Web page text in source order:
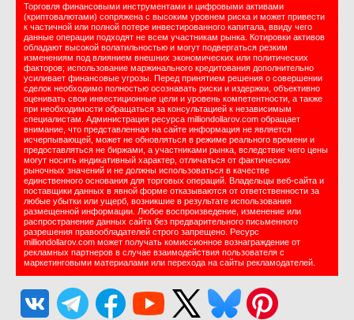
Торговля финансовыми инструментами и цифровыми активами
(криптовалютами) сопряжена с высоким уровнем риска и может привести
к частичной или полной потере инвестированного капитала, ввиду чего
данные операции подходят не всем участникам рынка. Котировки активов
обладают высокой волатильностью и могут подвергаться резким
изменениям под влиянием внешних экономических или политических
факторов; использование маржинального кредитования дополнительно
усиливает финансовые угрозы. Перед принятием решения о совершении
сделок необходимо полностью осознавать риски и издержки, объективно
оценивать свои инвестиционные цели и уровень компетентности, а также
при необходимости обращаться за консультацией к независимым
специалистам. Администрация ресурса milliondollarov.com обращает
внимание, что представленная на сайте информация не является
исчерпывающей, может не обновляться в режиме реального времени и
предоставляться не биржами, а участниками рынка, вследствие чего цены
могут носить индикативный характер, отличаться от фактических
рыночных значений и не должны использоваться в качестве
единственного основания для торговых операций. Владельцы веб-сайта и
поставщики данных в явной форме отказываются от ответственности за
любые убытки или ущерб, возникшие в результате использования
размещенной информации. Любое воспроизведение, изменение или
распространение данных сайта без предварительного письменного
разрешения правообладателей строго запрещено. Ресурс
milliondollarov.com может получать комиссионное вознаграждение от
рекламных партнеров в случае взаимодействия пользователя с
маркетинговыми материалами или перехода на сайты рекламодателей.